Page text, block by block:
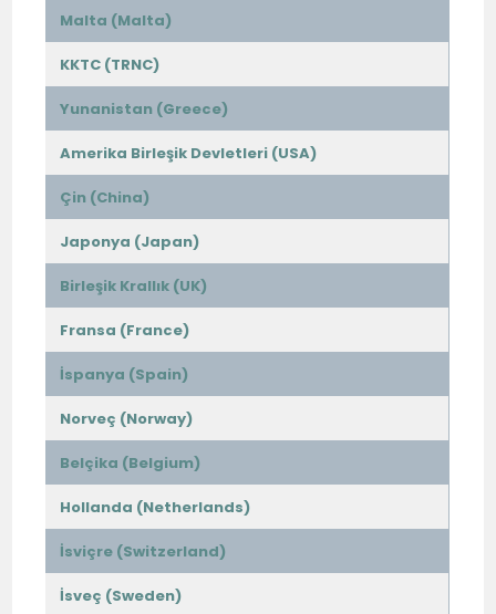
Malta (Malta)
KKTC (TRNC)
Yunanistan (Greece)
Amerika Birleşik Devletleri (USA)
Çin (China)
Japonya (Japan)
Birleşik Krallık (UK)
Fransa (France)
İspanya (Spain)
Norveç (Norway)
Belçika (Belgium)
Hollanda (Netherlands)
İsviçre (Switzerland)
İsveç (Sweden)